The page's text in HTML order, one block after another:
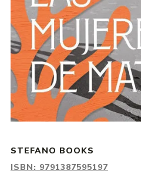
STEFANO BOOKS
ISBN: 9791387595197